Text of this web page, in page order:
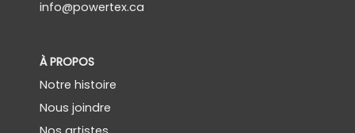
info@powertex.ca
À PROPOS
Notre histoire
Nous joindre